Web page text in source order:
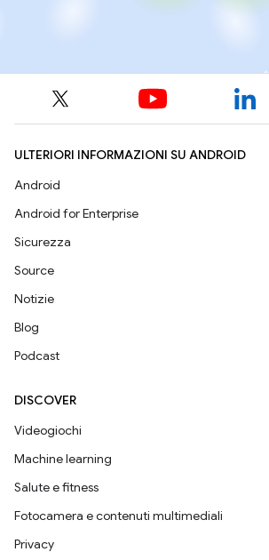
ULTERIORI INFORMAZIONI SU ANDROID
Android
Android for Enterprise
Sicurezza
Source
Notizie
Blog
Podcast
DISCOVER
Videogiochi
Machine learning
Salute e fitness
Fotocamera e contenuti multimediali
Privacy